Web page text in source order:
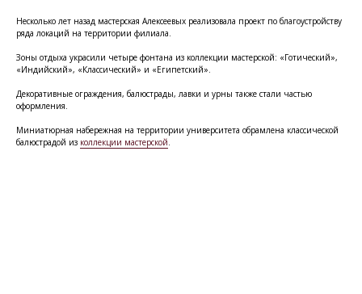
Несколько лет назад мастерская Алексеевых реализовала проект по благоустройству
ряда локаций на территории филиала.
Зоны отдыха украсили четыре фонтана из коллекции мастерской: «Готический»,
«Индийский», «Классический» и «Египетский».
Декоративные ограждения, балюстрады, лавки и урны также стали частью
оформления.
Миниатюрная набережная на территории университета обрамлена классической
балюстрадой из коллекции мастерской.